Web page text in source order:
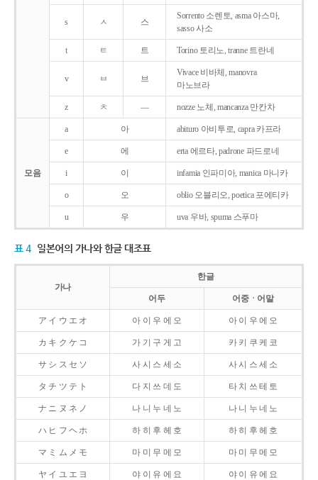
s ㅅ 스
Sorrento 소렌토, asma 아스마,
sasso 사소
t ㅌ 트 Torino 토리노, tranne 트란네
v ㅂ 브
Vivace 비바체, manovra
마노브라
z ㅊ ― nozze 노체, mancanza 만칸차
모음
a 아 abituro 아비투로, capra 카프라
e 에 erta 에르타, padrone 파드로네
i 이 infamia 인파미아, manica 마니카
o 오 oblio 오블리오, poetica 포에티카
u 우 uva 우바, spuma 스푸마
표 4 일본어의 가나와 한글 대조표
가나
한글
어두 어중ㆍ어말
ア イ ウ エ オ 아 이 우 에 오 아 이 우 에 오
カ キ ク ケ コ 가 기 구 게 고 카 키 쿠 케 코
サ シ ス セ ソ 사 시 스 세 소 사 시 스 세 소
タ チ ツ テ ト 다 지 쓰 데 도 타 치 쓰 테 토
ナ ニ ヌ ネ ノ 나 니 누 네 노 나 니 누 네 노
ハ ヒ フ ヘ ホ 하 히 후 헤 호 하 히 후 헤 호
マ ミ ム メ モ 마 미 무 메 모 마 미 무 메 모
ヤ イ ユ エ ヨ 야 이 유 에 요 야 이 유 에 요